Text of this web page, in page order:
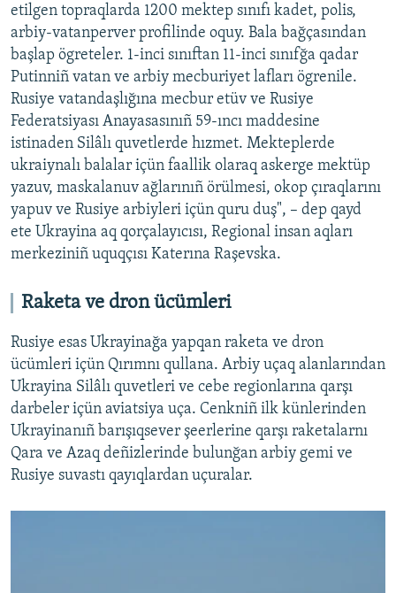
etilgen topraqlarda 1200 mektep sınıfı kadet, polis,
arbiy-vatanperver profilinde oquy. Bala bağçasından
başlap ögreteler. 1-inci sınıftan 11-inci sınıfğa qadar
Putinniñ vatan ve arbiy mecburiyet lafları ögrenile.
Rusiye vatandaşlığına mecbur etüv ve Rusiye
Federatsiyası Anayasasınıñ 59-ıncı maddesine
istinaden Silâlı quvetlerde hızmet. Mekteplerde
ukraiynalı balalar içün faallik olaraq askerge mektüp
yazuv, maskalanuv ağlarınıñ örülmesi, okop çıraqlarını
yapuv ve Rusiye arbiyleri içün quru duş", – dep qayd
ete Ukrayina aq qorçalayıcısı, Regional insan aqları
merkeziniñ uquqçısı Katerına Raşevska.
Raketa ve dron ücümleri
Rusiye esas Ukrayinağa yapqan raketa ve dron
ücümleri içün Qırımnı qullana. Arbiy uçaq alanlarından
Ukrayina Silâlı quvetleri ve cebe regionlarına qarşı
darbeler içün aviatsiya uça. Cenkniñ ilk künlerinden
Ukrayinanıñ barışıqsever şeerlerine qarşı raketalarnı
Qara ve Azaq deñizlerinde bulunğan arbiy gemi ve
Rusiye suvastı qayıqlardan uçuralar.